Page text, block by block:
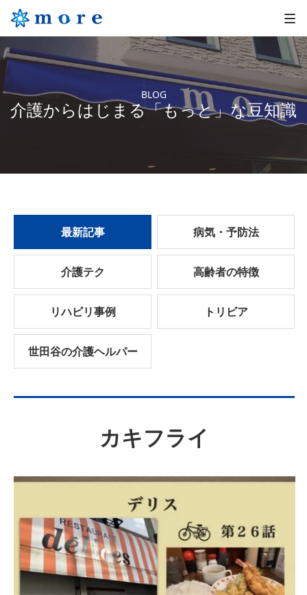
BLOG
介護からはじまる「もっと」な豆知識
最新記事 病気・予防法
介護テク 高齢者の特徴
リハビリ事例 トリビア
世田谷の介護ヘルパー
カキフライ